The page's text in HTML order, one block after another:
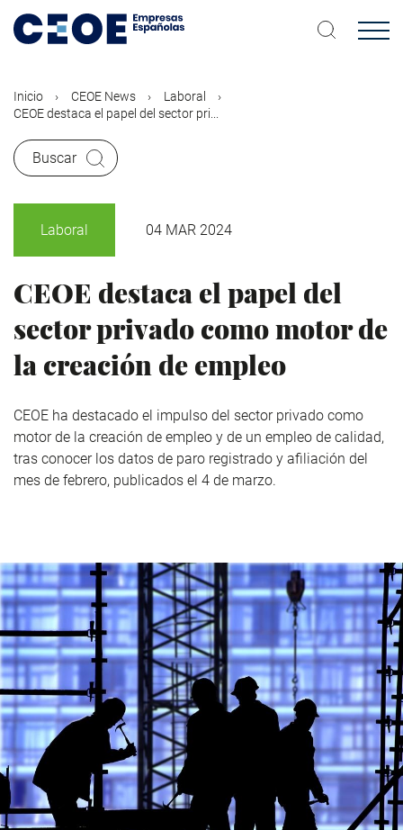
contenido
Inicio CEOE News
Laboral
CEOE destaca el papel del sector pri...
Buscar
Laboral 04 MAR 2024
CEOE destaca el papel del
sector privado como motor de
la creación de empleo
CEOE ha destacado el impulso del sector privado como
motor de la creación de empleo y de un empleo de calidad,
tras conocer los datos de paro registrado y afiliación del
mes de febrero, publicados el 4 de marzo.